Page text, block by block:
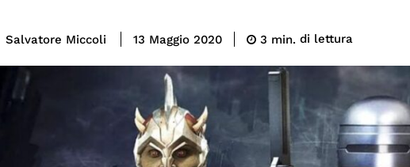
Salvatore Miccoli 13 Maggio 2020 3 min. di lettura